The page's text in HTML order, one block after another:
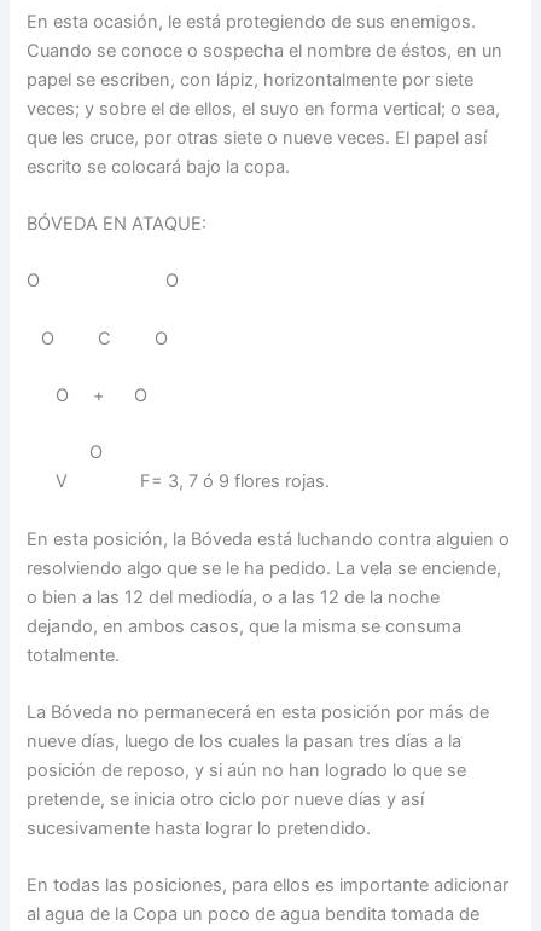
En esta ocasión, le está protegiendo de sus enemigos.
Cuando se conoce o sospecha el nombre de éstos, en un
papel se escriben, con lápiz, horizontalmente por siete
veces; y sobre el de ellos, el suyo en forma vertical; o sea,
que les cruce, por otras siete o nueve veces. El papel así
escrito se colocará bajo la copa.
BÓVEDA EN ATAQUE:
O O
O C O
O + O
O
V F= 3, 7 ó 9 flores rojas.
En esta posición, la Bóveda está luchando contra alguien o
resolviendo algo que se le ha pedido. La vela se enciende,
o bien a las 12 del mediodía, o a las 12 de la noche
dejando, en ambos casos, que la misma se consuma
totalmente.
La Bóveda no permanecerá en esta posición por más de
nueve días, luego de los cuales la pasan tres días a la
posición de reposo, y si aún no han logrado lo que se
pretende, se inicia otro ciclo por nueve días y así
sucesivamente hasta lograr lo pretendido.
En todas las posiciones, para ellos es importante adicionar
al agua de la Copa un poco de agua bendita tomada de